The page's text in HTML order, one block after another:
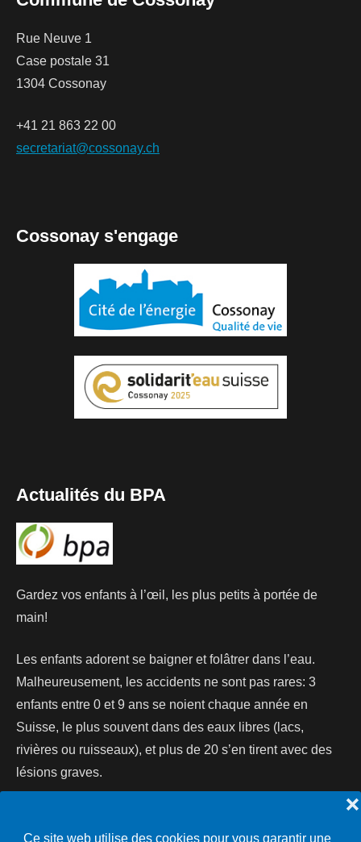
Ce site web utilise des cookies pour vous garantir une
❌
Rue Neuve 1
Case postale 31
1304 Cossonay
+41 21 863 22 00
secretariat@cossonay.ch
Cossonay s'engage
Actualités du BPA
Gardez vos enfants à l’œil, les plus petits à portée de
main!
Les enfants adorent se baigner et folâtrer dans l’eau.
Malheureusement, les accidents ne sont pas rares: 3
enfants entre 0 et 9 ans se noient chaque année en
Suisse, le plus souvent dans des eaux libres (lacs,
rivières ou ruisseaux), et plus de 20 s’en tirent avec des
lésions graves.